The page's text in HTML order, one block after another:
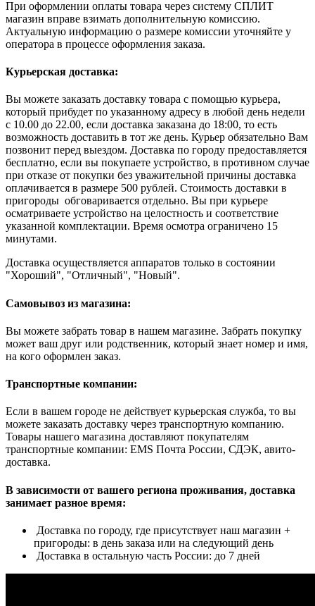
При оформлении оплаты товара через систему СПЛИТ
магазин вправе взимать дополнительную комиссию.
Актуальную информацию о размере комиссии уточняйте у
оператора в процессе оформления заказа.
Курьерская доставка:
Вы можете заказать доставку товара с помощью курьера,
который прибудет по указанному адресу в любой день недели
с 10.00 до 22.00, если доставка заказана до 18:00, то есть
возможность доставить в тот же день. Курьер обязательно Вам
позвонит перед выездом. Доставка по городу предоставляется
бесплатно, если вы покупаете устройство, в противном случае
при отказе от покупки без уважительной причины доставка
оплачивается в размере 500 рублей. Стоимость доставки в
пригороды обговаривается отдельно. Вы при курьере
осматриваете устройство на целостность и соответствие
указанной комплектации. Время осмотра ограничено 15
минутами.
Доставка осуществляется аппаратов только в состоянии
"Хороший", "Отличный", "Новый".
Самовывоз из магазина:
Вы можете забрать товар в нашем магазине. Забрать покупку
может ваш друг или родственник, который знает номер и имя,
на кого оформлен заказ.
Транспортные компании:
Если в вашем городе не действует курьерская служба, то вы
можете заказать доставку через транспортную компанию.
Товары нашего магазина доставляют покупателям
транспортные компании: EMS Почта России, СДЭК, авито-
доставка.
В зависимости от вашего региона проживания, доставка
занимает разное время:
Доставка по городу, где присутствует наш магазин +
пригороды: в день заказа или на следующий день
Доставка в остальную часть России: до 7 дней